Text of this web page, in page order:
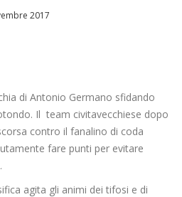
2017
di Antonio Germano sfidando
Il team civitavecchiese dopo
contro il fanalino di coda
fare punti per evitare
agita gli animi dei tifosi e di